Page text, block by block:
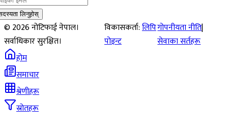
लिनुहोस्
©2026नोटिफाई नेपाल।
सर्वाधिकार सुरक्षित।
विकासकर्ता:लिपि
पोइन्ट
गोपनीयता नीति|
सेवाका सर्तहरू
होम
समाचार
श्रेणीहरू
स्रोतहरू